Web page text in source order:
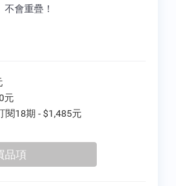
會重疊！
元
閱18期 - $1,485元